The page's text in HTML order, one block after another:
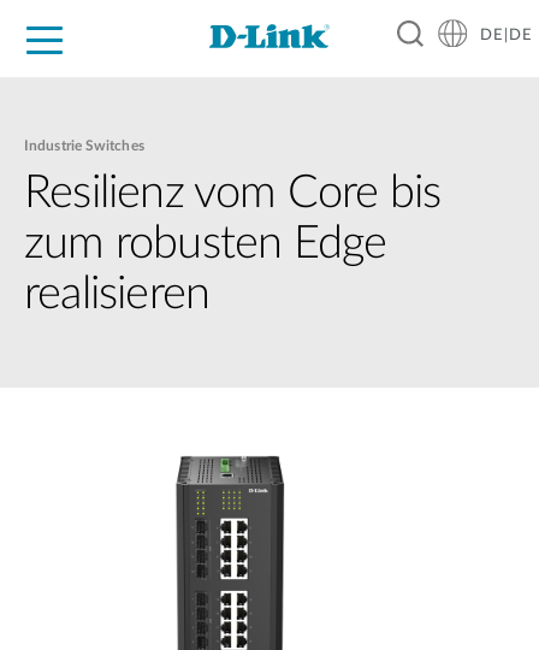
DE|DE
Industrie Switches
Resilienz vom Core bis
zum robusten Edge
realisieren